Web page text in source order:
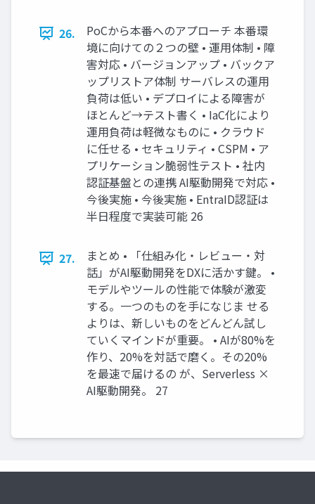
26.
PoCから本番へのアプローチ 本番環
境に向けての２つの壁 • 運用体制 • 障
害対応 • バージョンアップ • バックア
ップリストア体制 サーバレスの運用
負荷は低い • デプロイによる障害が
ほとんど→テスト書く • IaC化により
運用負荷は軽微なものに • クラウド
に任せる • セキュリティ • CSPM • ア
プリケーション脆弱性テスト • 社内
認証基盤との連携 AI駆動開発で対応 •
今後実施 • 今後実施 • EntraID認証は
半日程度で実装可能 26
27.
まとめ • 「仕組み化・レビュー・対
話」がAI駆動開発をDXに活かす鍵。 •
モデルやツールの性能で体験が激変
する。一つのものを手になじま せる
よりは、新しいものをどんどん試し
ていくマインドが重要。 • AIが80%を
作り、20%を対話で磨く。その20%
を最速で届けるの が、Serverless ×
AI駆動開発。 27